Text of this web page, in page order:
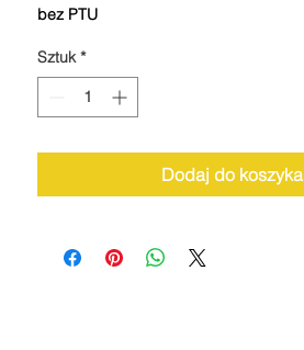
bez PTU
Sztuk *
Dodaj do koszyka